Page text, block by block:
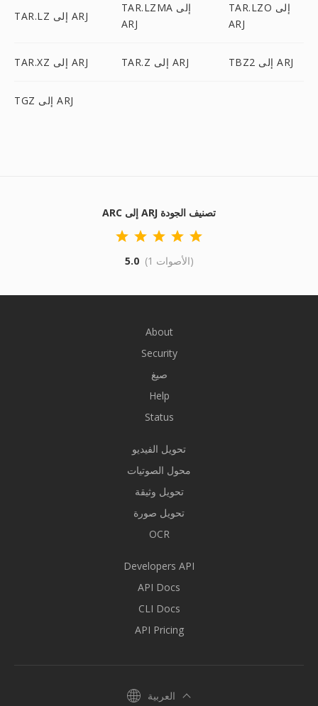
TAR.LZ إلى ARJ
TAR.LZMA إلى
ARJ
TAR.LZO إلى
ARJ
TAR.XZ إلى ARJ TAR.Z إلى ARJ TBZ2 إلى ARJ
TGZ إلى ARJ
ARC إلى ARJ تصنيف الجودة
5.0 (1 الأصوات)
About
Security
صيغ
Help
Status
تحويل الفيديو
محول الصوتيات
تحويل وثيقة
تحويل صورة
OCR
Developers API
API Docs
CLI Docs
API Pricing
العربية